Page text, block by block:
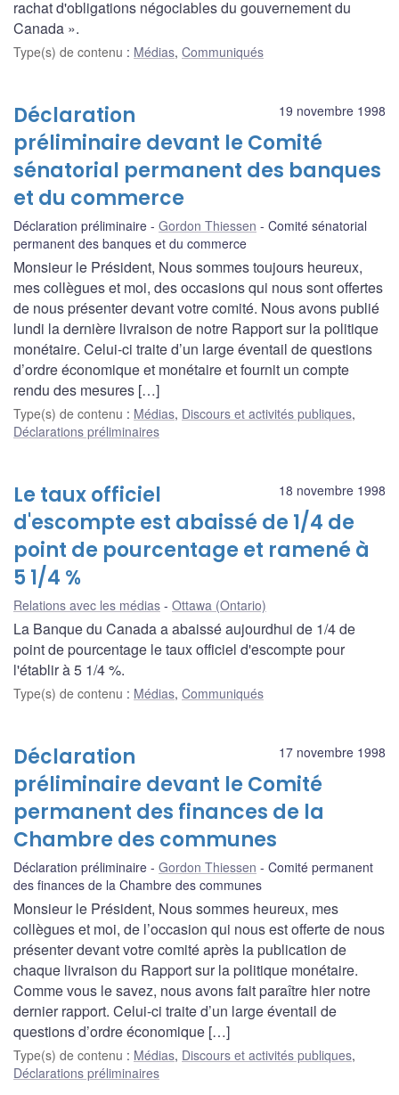
rachat d'obligations négociables du gouvernement du
Canada ».
Type(s) de contenu : Médias, Communiqués
19 novembre 1998
Déclaration
préliminaire devant le Comité
sénatorial permanent des banques
et du commerce
Déclaration préliminaire Gordon Thiessen
Comité sénatorial
permanent des banques et du commerce
Monsieur le Président, Nous sommes toujours heureux,
mes collègues et moi, des occasions qui nous sont offertes
de nous présenter devant votre comité. Nous avons publié
lundi la dernière livraison de notre Rapport sur la politique
monétaire. Celui-ci traite d’un large éventail de questions
d’ordre économique et monétaire et fournit un compte
rendu des mesures […]
Type(s) de contenu : Médias, Discours et activités publiques,
Déclarations préliminaires
18 novembre 1998
Le taux officiel
d'escompte est abaissé de 1/4 de
point de pourcentage et ramené à
5 1/4 %
Relations avec les médias Ottawa (Ontario)
La Banque du Canada a abaissé aujourdhui de 1/4 de
point de pourcentage le taux officiel d'escompte pour
l'établir à 5 1/4 %.
Type(s) de contenu : Médias, Communiqués
17 novembre 1998
Déclaration
préliminaire devant le Comité
permanent des finances de la
Chambre des communes
Déclaration préliminaire Gordon Thiessen
Comité permanent
des finances de la Chambre des communes
Monsieur le Président, Nous sommes heureux, mes
collègues et moi, de l’occasion qui nous est offerte de nous
présenter devant votre comité après la publication de
chaque livraison du Rapport sur la politique monétaire.
Comme vous le savez, nous avons fait paraître hier notre
dernier rapport. Celui-ci traite d’un large éventail de
questions d’ordre économique […]
Type(s) de contenu : Médias, Discours et activités publiques,
Déclarations préliminaires